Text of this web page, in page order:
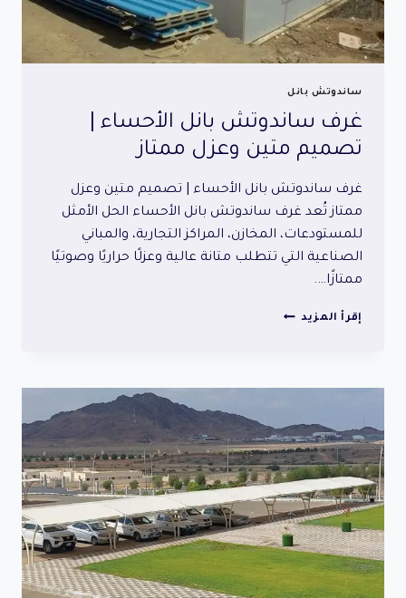
ساندوتش بانل
غرف ساندوتش بانل الأحساء |
تصميم متين وعزل ممتاز
غرف ساندوتش بانل الأحساء | تصميم متين وعزل
ممتاز تُعد غرف ساندوتش بانل الأحساء الحل الأمثل
للمستودعات، المخازن، المراكز التجارية، والمباني
الصناعية التي تتطلب متانة عالية وعزلًا حراريًا وصوتيًا
ممتازًا….
إقرأ المزيد غرف
|
متين
وعزل
ممتاز